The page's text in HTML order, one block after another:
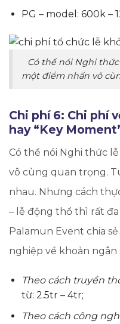
PG – model: 600k –
Có thể nói Nghi
một điểm nhấn vô
​Chi phí 6: Chi phí
hay “Key
Có thể nói Nghi thức
vô cùng quan trọng.
nhau. Nhưng cách
– lễ động thổ thì rất
Palamun Event chia
nghiệp về khoản ngân
Theo cách truyền
từ: 2.5tr – 4tr;
Theo cách công